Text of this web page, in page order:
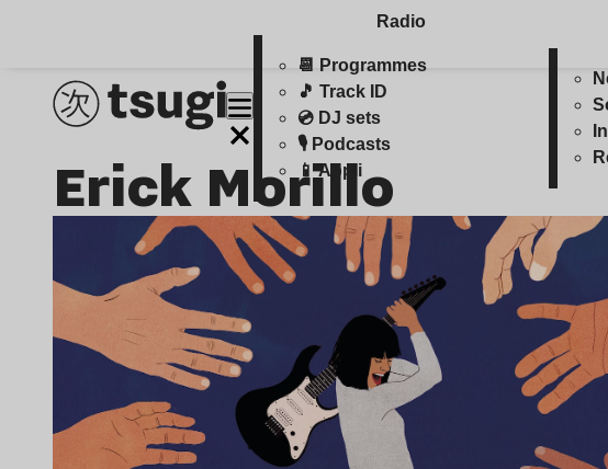
Radio
📆 Programmes
🎵 Track ID
💿 DJ sets
🎙️ Podcasts
📱 Appli
Erick Morillo